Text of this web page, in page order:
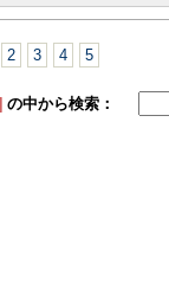
2 3 4 5
の中から検索：